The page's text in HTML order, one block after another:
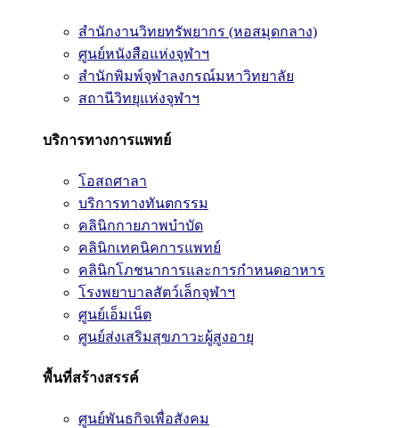
สำนักงานวิทยทรัพยากร (หอสมุดกลาง)
ศูนย์หนังสือแห่งจุฬาฯ
สำนักพิมพ์จุฬาลงกรณ์มหาวิทยาลัย
สถานีวิทยุแห่งจุฬาฯ
บริการทางการแพทย์
โอสถศาลา
บริการทางทันตกรรม
คลินิกกายภาพบำบัด
คลินิกเทคนิคการแพทย์
คลินิกโภชนาการและการกำหนดอาหาร
โรงพยาบาลสัตว์เล็กจุฬาฯ
ศูนย์เอ็มเน็ต
ศูนย์ส่งเสริมสุขภาวะผู้สูงอายุ
พื้นที่สร้างสรรค์
ศูนย์พันธกิจเพื่อสังคม